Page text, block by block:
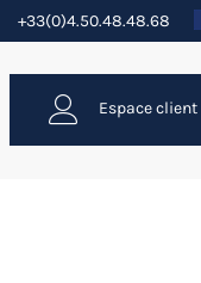
+33(0)4.50.48.48.68
Espace client